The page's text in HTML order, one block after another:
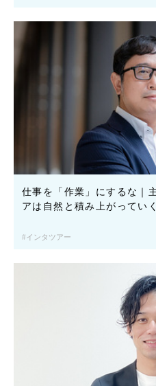
仕事を「作業」にするな｜
アは自然と積み上がっていく
インタツアー